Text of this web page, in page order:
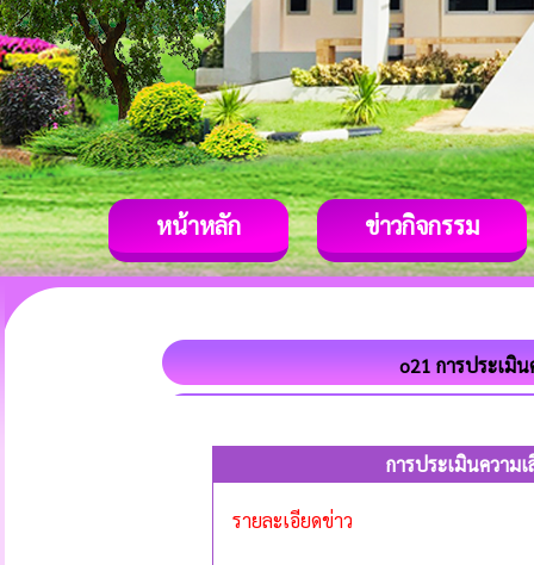
หน้าหลัก ข่าวกิจกรรม
o21 การประเมิ
การประเมินความ
รายละเอียดข่าว